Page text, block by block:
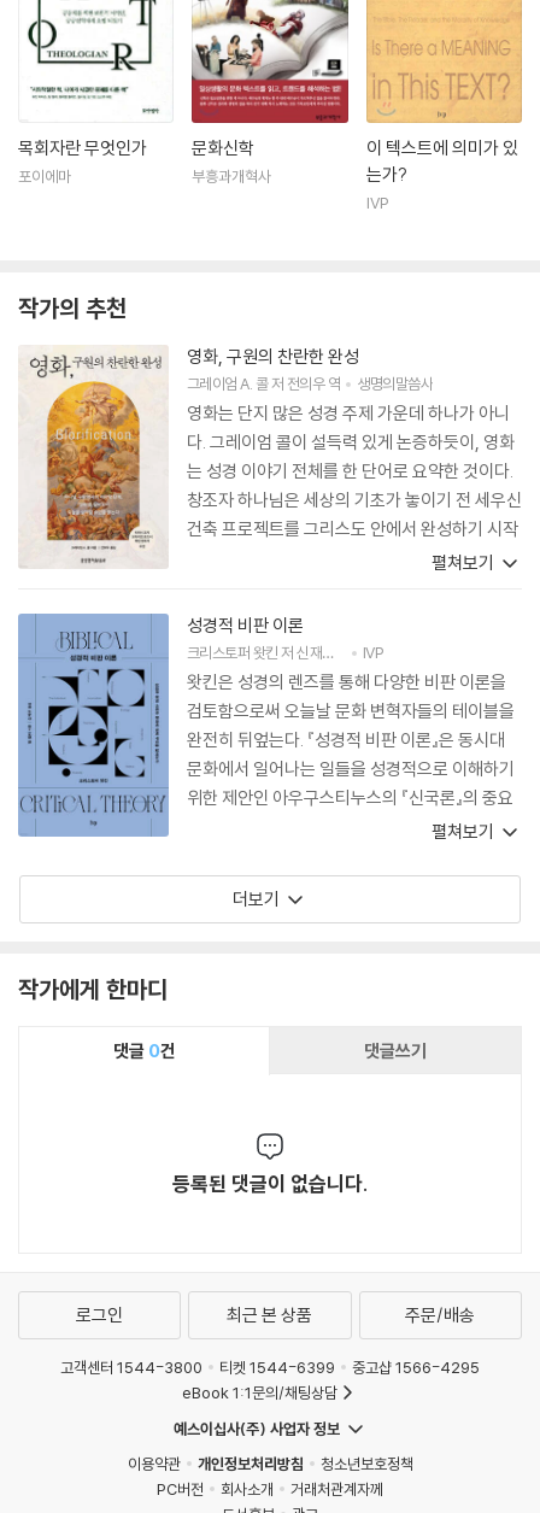
목회자란 무엇인가
포이에마
문화신학
부흥과개혁사
이 텍스트에 의미가 있
는가?
IVP
작가의 추천
영화, 구원의 찬란한 완성
그레이엄 A. 콜저 전의우역 생명의말씀사
영화는 단지 많은 성경 주제 가운데 하나가 아니
다. 그레이엄 콜이 설득력 있게 논증하듯이, 영화
는 성경 이야기 전체를 한 단어로 요약한 것이다.
창조자 하나님은 세상의 기초가 놓이기 전 세우신
건축 프로젝트를 그리스도 안에서 완성하기 시작
하셨고, 성령을 통해 완성해 가신다. 그 프로젝트
공동체를 창조하는 것이다. 왜 아무것도 존재하지
않는 것이 아니라 무엇인가가 존재하는가? 하나
님의 위대하심을 전하기 위해서다. 이것이 바로
그리스도를 닮은 소명이며, 구속받은 자들이 이
미 참여하고 있고, 계속해서 참여하길 바라는 것
이다. 영화롭도다!
펼쳐보기
성경적 비판 이론
크리스토퍼 왓킨저신재구 IVP
왓킨은 성경의 렌즈를 통해 다양한 비판 이론을
검토함으로써 오늘날 문화 변혁자들의 테이블을
완전히 뒤엎는다. 『성경적 비판 이론』은 동시대
문화에서 일어나는 일들을 성경적으로 이해하기
위한 제안인 아우구스티누스의 『신국론』의 중요
한 현대판이다. 이것은 대중문화 전쟁에서 이데올
즉 현재 우리 시대의 모순을 이해하고 화해시키는
도구로 바꾸고자 하는 제자들을 위한 최고의 지침
펼쳐보기
더보기
작가에게 한마디
댓글 0건 댓글쓰기
등록된 댓글이 없습니다.
로그인 최근 본 상품 주문/배송
고객센터 1544-3800 티켓 1544-6399
중고샵 1566-4295
eBook 1:1문의/채팅상담
예스이십사(주) 사업자 정보
이용약관
개인정보처리방침
청소년보호정책
PC버전
회사소개
거래처관계자께